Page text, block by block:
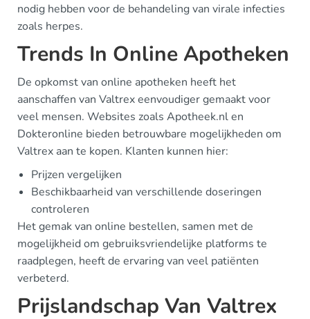
nodig hebben voor de behandeling van virale infecties
zoals herpes.
Trends In Online Apotheken
De opkomst van online apotheken heeft het
aanschaffen van Valtrex eenvoudiger gemaakt voor
veel mensen. Websites zoals Apotheek.nl en
Dokteronline bieden betrouwbare mogelijkheden om
Valtrex aan te kopen. Klanten kunnen hier:
Prijzen vergelijken
Beschikbaarheid van verschillende doseringen
controleren
Het gemak van online bestellen, samen met de
mogelijkheid om gebruiksvriendelijke platforms te
raadplegen, heeft de ervaring van veel patiënten
verbeterd.
Prijslandschap Van Valtrex